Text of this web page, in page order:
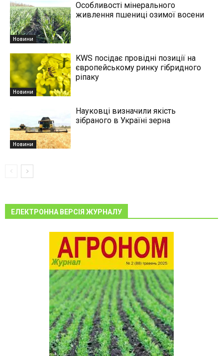
Новини
Особливості мінерального
живлення пшениці озимої восени
Новини
KWS посідає провідні позиції на
європейському ринку гібридного
ріпаку
Новини
Науковці визначили якість
зібраного в Україні зерна
ЕЛЕКТРОННА ВЕРСІЯ ЖУРНАЛУ